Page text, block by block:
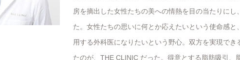
房を摘出した女性たちの美への情熱を目の当たりにし
た。女性たちの思いに何とか応えたいという使命感と
用する外科医になりたいという野心。双方を実現でき
たのが、THE CLINIC だった。得意とする脂肪吸引、